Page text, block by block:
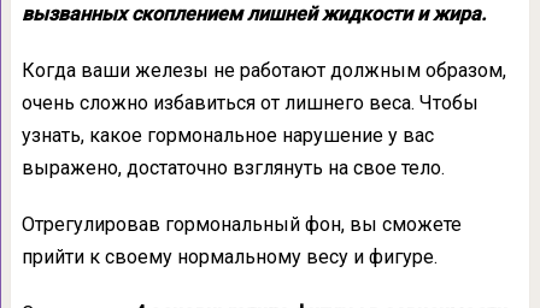
вызванных скоплением лишней жидкости и жира.
Когда ваши железы не работают должным образом,
очень сложно избавиться от лишнего веса. Чтобы
узнать, какое гормональное нарушение у вас
выражено, достаточно взглянуть на свое тело.
Отрегулировав гормональный фон, вы сможете
прийти к своему нормальному весу и фигуре.